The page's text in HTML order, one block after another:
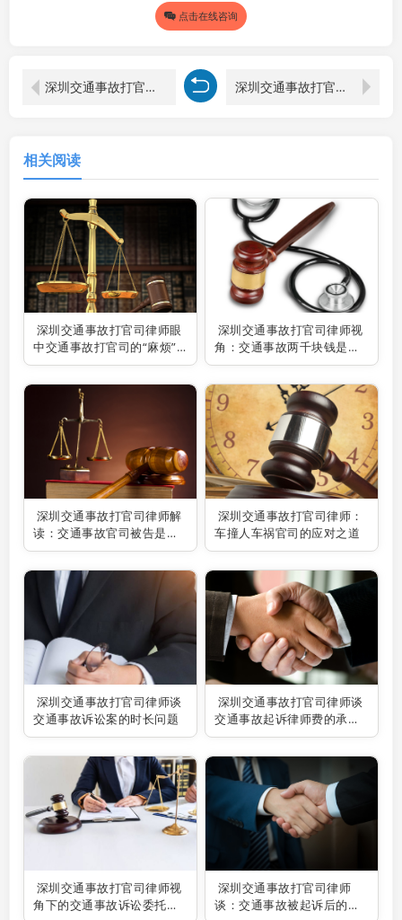
点击在线咨询
深圳交通事故打官司律师视角下道路交通事故法律诉讼程序的重要步骤 深圳交通事故打官司律师：车祸起诉所需材料全解析
相关阅读
深圳交通事故打官司律师眼
中交通事故打官司的“麻烦”
与应对
深圳交通事故打官司律师视
角：交通事故两千块钱是否
值得打官司
深圳交通事故打官司律师解
读：交通事故官司被告是否
需要请律师
深圳交通事故打官司律师：
车撞人车祸官司的应对之道
深圳交通事故打官司律师谈
交通事故诉讼案的时长问题
深圳交通事故打官司律师谈
交通事故起诉律师费的承担
问题
深圳交通事故打官司律师视
角下的交通事故诉讼委托书
深圳交通事故打官司律师
谈：交通事故被起诉后的应